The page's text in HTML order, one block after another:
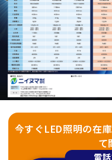
今すぐLED照明の在
て